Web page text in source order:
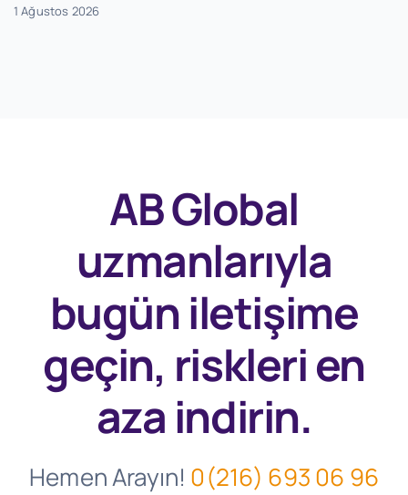
1 Ağustos 2026
AB Global
uzmanlarıyla
bugüniletişime
geçin, riskleri en
aza indirin.
Hemen Arayın! 0(216) 693 06 96